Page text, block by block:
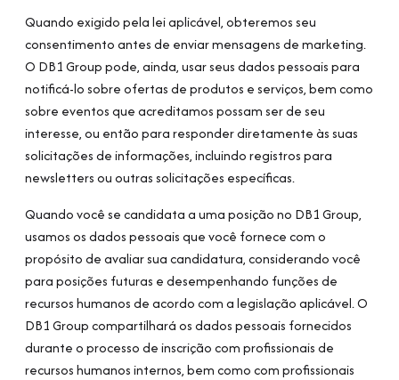
Quando exigido pela lei aplicável, obteremos seu
consentimento antes de enviar mensagens de marketing.
O DB1 Group pode, ainda, usar seus dados pessoais para
notificá-lo sobre ofertas de produtos e serviços, bem como
sobre eventos que acreditamos possam ser de seu
interesse, ou então para responder diretamente às suas
solicitações de informações, incluindo registros para
newsletters ou outras solicitações específicas.
Quando você se candidata a uma posição no DB1 Group,
usamos os dados pessoais que você fornece com o
propósito de avaliar sua candidatura, considerando você
para posições futuras e desempenhando funções de
recursos humanos de acordo com a legislação aplicável. O
DB1 Group compartilhará os dados pessoais fornecidos
durante o processo de inscrição com profissionais de
recursos humanos internos, bem como com profissionais